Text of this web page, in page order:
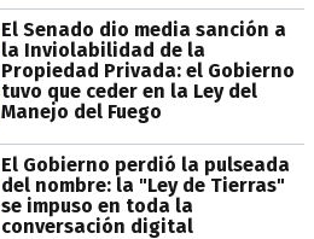
El Senado dio media sanción a
la Inviolabilidad de la
Propiedad Privada: el Gobierno
tuvo que ceder en la Ley del
Manejo del Fuego
El Gobierno perdió la pulseada
del nombre: la "Ley de Tierras"
se impuso en toda la
conversación digital